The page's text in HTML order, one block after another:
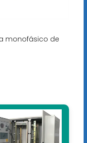
monofásico de